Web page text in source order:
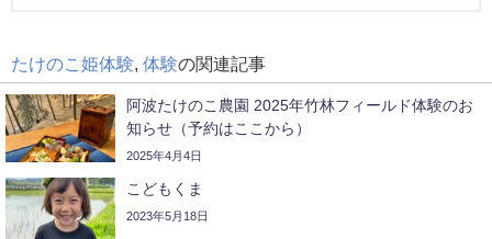
たけのこ姫体験 体験の関連記事
阿波たけのこ農園 2025年竹林フィールド体験のお
知らせ（予約はここから）
2025年4月4日
こどもくま
2023年5月18日